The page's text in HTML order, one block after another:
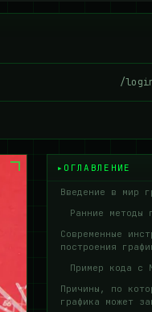
/
ОГЛАВЛЕНИЕ
Введение в мир
Ранние методы
Современные
построения
Пример кода
Причины, по
графика может